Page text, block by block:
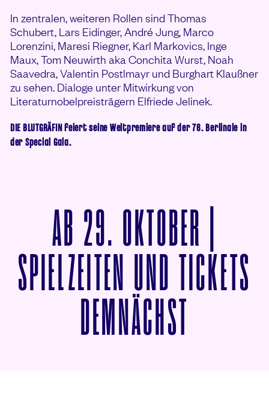
In zentralen, weiteren Rollen sind Thomas
Schubert, Lars Eidinger, André Jung, Marco
Lorenzini, Maresi Riegner, Karl Markovics, Inge
Maux, Tom Neuwirth aka Conchita Wurst, Noah
Saavedra, Valentin Postlmayr und Burghart Klaußner
zu sehen. Dialoge unter Mitwirkung von
Literaturnobelpreisträgern Elfriede Jelinek.
DIE BLUTGRÄFIN feiert seine Weltpremiere auf der 76. Berlinale in
der Special Gala.
AB 29. OKTOBER |
SPIELZEITEN UND TICKETS
DEMNÄCHST